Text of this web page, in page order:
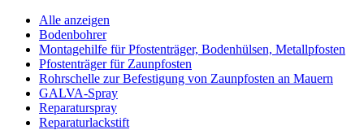
Alle anzeigen
Bodenbohrer
Montagehilfe für Pfostenträger, Bodenhülsen, Metallpfosten
Pfostenträger für Zaunpfosten
Rohrschelle zur Befestigung von Zaunpfosten an Mauern
GALVA-Spray
Reparaturspray
Reparaturlackstift